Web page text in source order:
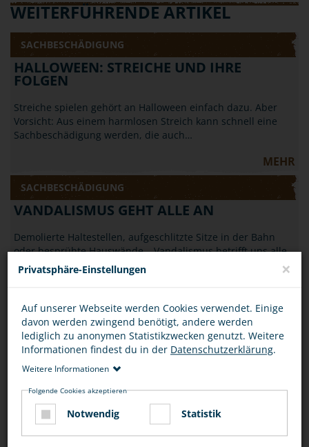
WEITERFÜHRENDE ARTIKEL
SACHBESCHÄDIGUNG
HALLOWEEN: STREICHE UND IHRE
FOLGEN
Streiche spielen gehört an Halloween einfach dazu. Aber
Vorsicht: Aus einem harmlosen Streich kann schnell eine
Sachbeschädigung werden, die auch…
MEHR
SACHBESCHÄDIGUNG
VANDALISMUS GEHT ALLE AN
Demolierte Haltestellen, aufgeschlitzte Sitze in der Bahn
oder besprühte Hauswände – Vandalismus betrifft uns alle.
Erfahre, was Du dagegen tun…
SACHBESCHÄDIGUNG
SACHBESCHÄDIGUNG IST KEIN SCHERZ
April, April: Der 1. April verleitet manchmal zu Scherzen, die
öffentliche Einrichtungen…
Privatsphäre-Einstellungen ×
Auf unserer Webseite werden Cookies verwendet. Einige
davon werden zwingend benötigt, andere werden
lediglich zu anonymen Statistikzwecken genutzt. Weitere
Informationen findest du in der Datenschutzerklärung.
Weitere Informationen
Folgende Cookies akzeptieren
Notwendig Statistik